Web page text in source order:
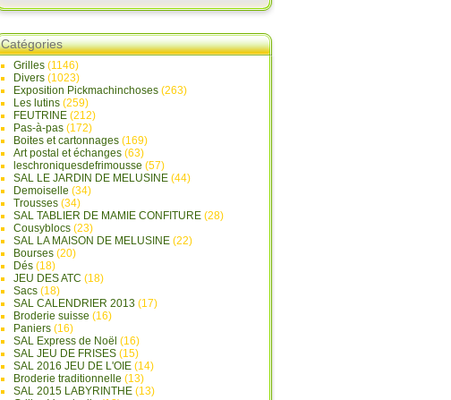
Catégories
Grilles (1146)
Divers (1023)
Exposition Pickmachinchoses (263)
Les lutins (259)
FEUTRINE (212)
Pas-à-pas (172)
Boites et cartonnages (169)
Art postal et échanges (63)
leschroniquesdefrimousse (57)
SAL LE JARDIN DE MELUSINE (44)
Demoiselle (34)
Trousses (34)
SAL TABLIER DE MAMIE CONFITURE (28)
Cousyblocs (23)
SAL LA MAISON DE MELUSINE (22)
Bourses (20)
Dés (18)
JEU DES ATC (18)
Sacs (18)
SAL CALENDRIER 2013 (17)
Broderie suisse (16)
Paniers (16)
SAL Express de Noël (16)
SAL JEU DE FRISES (15)
SAL 2016 JEU DE L'OIE (14)
Broderie traditionnelle (13)
SAL 2015 LABYRINTHE (13)